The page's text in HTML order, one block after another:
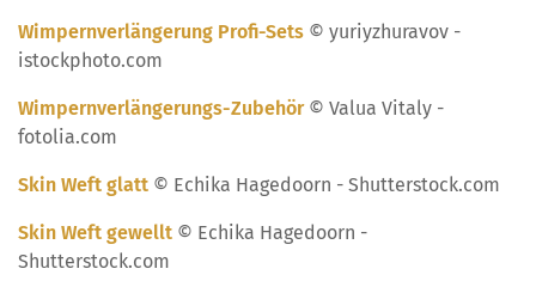
Wimpernverlängerung Profi-Sets © yuriyzhuravov -
istockphoto.com
Wimpernverlängerungs-Zubehör© Valua Vitaly -
fotolia.com
Skin Weft glatt © Echika Hagedoorn - Shutterstock.com
Skin Weft gewellt © Echika Hagedoorn -
Shutterstock.com